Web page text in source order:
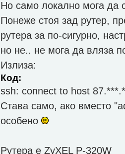
Но само локално мога да
Понеже стоя зад рутер,
рутера за по-сигурно,
но не.. не мога да вляза
Излиза:
Код:
ssh: connect to host
Става само, ако вместо
особено
Рутера е ZyXEL P-320W